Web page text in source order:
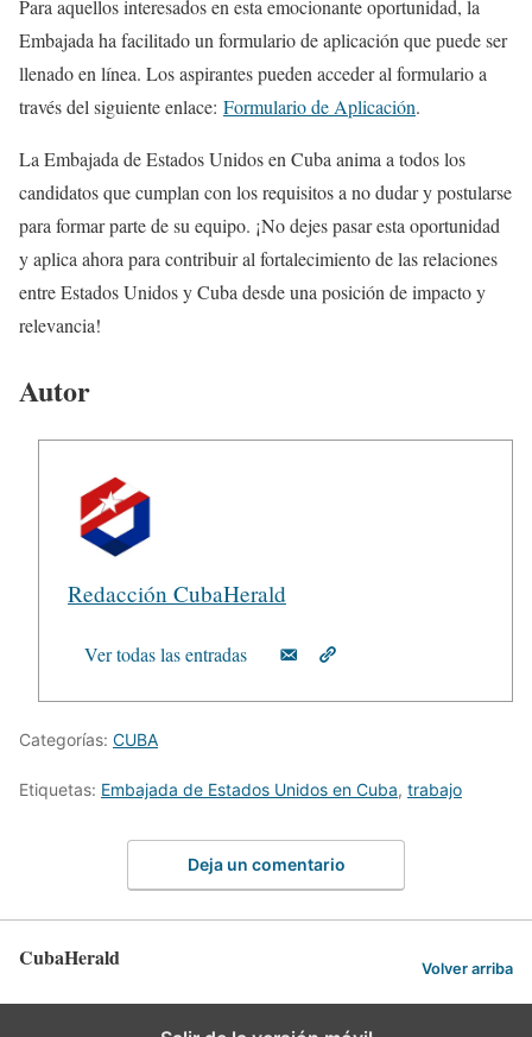
Para aquellos interesados en esta emocionante oportunidad, la
Embajada ha facilitado un formulario de aplicación que puede ser
llenado en línea. Los aspirantes pueden acceder al formulario a
través del siguiente enlace: Formulario de Aplicación.
La Embajada de Estados Unidos en Cuba anima a todos los
candidatos que cumplan con los requisitos a no dudar y postularse
para formar parte de su equipo. ¡No dejes pasar esta oportunidad
y aplica ahora para contribuir al fortalecimiento de las relaciones
entre Estados Unidos y Cuba desde una posición de impacto y
relevancia!
Autor
Redacción CubaHerald
Ver todas las entradas
Categorías: CUBA
Etiquetas: Embajada de Estados Unidos en Cuba, trabajo
Deja un comentario
CubaHerald Volver arriba